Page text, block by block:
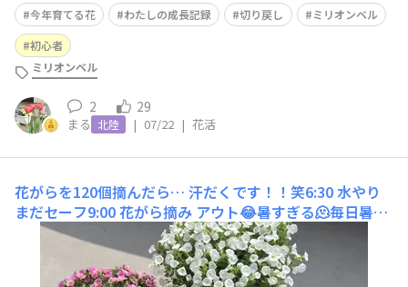
今年育てる花 わたしの成長記録 切り戻し
ミリオンベル
初心者
ミリオンベル
2 29
まる 北陸 | 07/22 | 花活
花がらを120個摘んだら… 汗だくです！！笑6:30 水やり
まだセーフ9:00 花がら摘み アウト😂暑すぎる🫠毎日暑く
て暑くて、もう頭の中は「早く切りたい」ばかり笑明日か
ら子どもが夏休みなので朝の準備や送迎がなくなり、涼し
い時間(とはいえ30度超え🥵)に少しお花のお世話できそう